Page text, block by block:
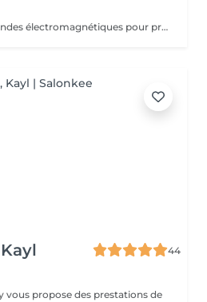
L'EM-SCLUPT utilise des ondes électromagnétiques pour provoquer des contractions musculaires intenses afin de tonifier les muscles et réduire la graisse. La LUMINOTHÉRAPIE du visage consiste à exposer la peau à des lumières LED afin de stimuler le renouvellement cellulaire et améliorer l'éclat du teint.
44
vous propose des prestations de